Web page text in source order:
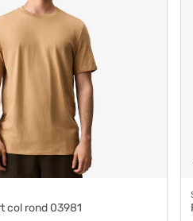
col rond 03981